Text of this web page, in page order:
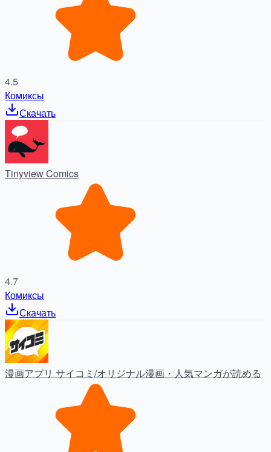
4.5
Комиксы
Скачать
Tinyview Comics
4.7
Комиксы
Скачать
漫画アプリ サイコミ/オリジナル漫画・人気マンガが読める